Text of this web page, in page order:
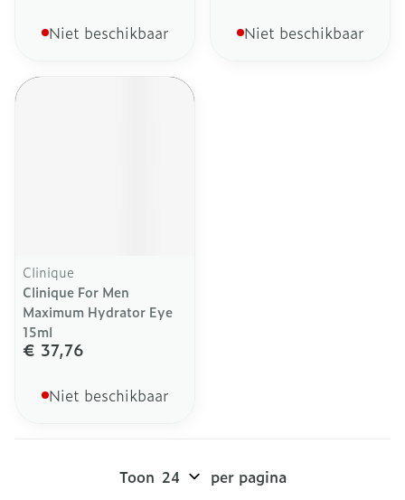
Niet beschikbaar Niet beschikbaar
Clinique
Clinique For Men
Maximum Hydrator Eye
15ml
€ 37,76
Niet beschikbaar
Toon per pagina